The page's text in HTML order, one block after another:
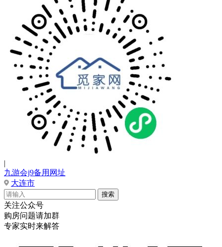
|
九游会j9备用网址
大连市
关注公众号
购房问题请加群
专家实时来解答